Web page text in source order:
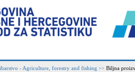
- Agriculture, forestry and fishing >> Biljna